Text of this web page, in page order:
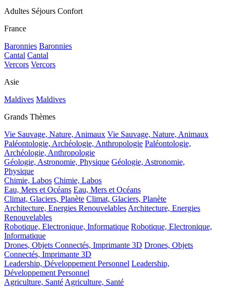
Adultes Séjours Confort
France
Baronnies Baronnies
Cantal Cantal
Vercors Vercors
Asie
Maldives Maldives
Grands Thèmes
Vie Sauvage, Nature, Animaux Vie Sauvage, Nature, Animaux
Paléontologie, Archéologie, Anthropologie Paléontologie,
Archéologie, Anthropologie
Géologie, Astronomie, Physique Géologie, Astronomie,
Physique
Chimie, Labos Chimie, Labos
Eau, Mers et Océans Eau, Mers et Océans
Climat, Glaciers, Planète Climat, Glaciers, Planète
Architecture, Energies Renouvelables Architecture, Energies
Renouvelables
Robotique, Electronique, Informatique Robotique, Electronique,
Informatique
Drones, Objets Connectés, Imprimante 3D Drones, Objets
Connectés, Imprimante 3D
Leadership, Développement Personnel Leadership,
Développement Personnel
Agriculture, Santé Agriculture, Santé